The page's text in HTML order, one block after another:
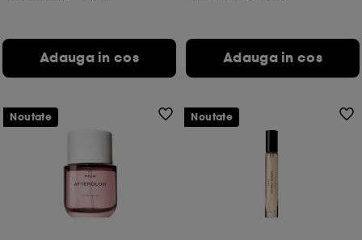
Adauga in cos Adauga in cos
Noutate Noutate